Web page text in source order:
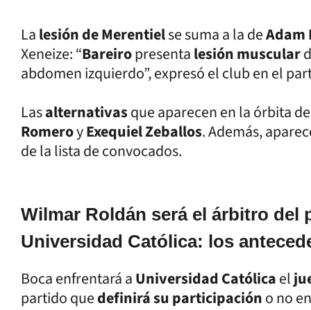
Lalesión de Merentielse suma a la deAdam
Xeneize: “Bareiropresentalesión muscular
abdomen izquierdo”, expresó el club en el
Lasalternativasque aparecen en la órbita
RomeroyExequiel Zeballos. Además,
de la lista de convocados.
Wilmar Roldán será el árbitro del
Universidad Católica: los
Boca enfrentará aUniversidad Católicael
partido quedefinirá su participacióno no